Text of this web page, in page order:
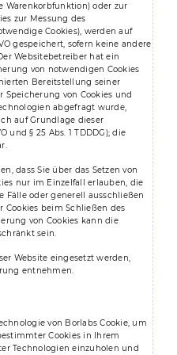
Warenkorbfunktion) oder zur
zur Messung des
Cookies), werden auf
gespeichert, sofern keine andere
Websitebetreiber hat ein
von notwendigen Cookies
Bereitstellung seiner
von Cookies und
abgefragt wurde,
auf Grundlage dieser
und § 25 Abs. 1 TDDDG); die
dass Sie über das Setzen von
nur im Einzelfall erlauben, die
Fälle oder generell ausschließen
Cookies beim Schließen des
von Cookies kann die
sein.
Website eingesetzt werden,
entnehmen.
von Borlabs Cookie, um
Cookies in Ihrem
Technologien einzuholen und